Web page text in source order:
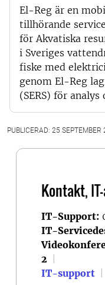
El-Reg är en
tillhörande
för Akvatiska
i Sveriges
fiske med
genom El-Reg
(SERS) för
PUBLICERAD: 25
Kontakt,
IT-Support:
IT-
2
IT-support